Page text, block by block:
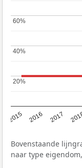
2015 2016 2017
20%
20%
40%
40%
60%
60%
Bovenstaande
naar type